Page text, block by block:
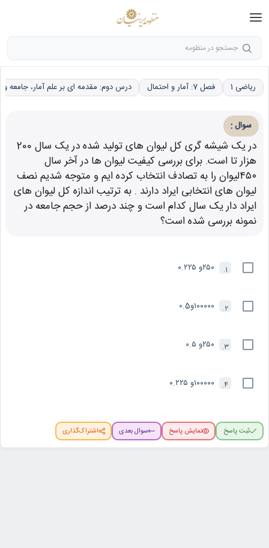
جستجو در منظومه
ریاضی 1 فصل 7: آمار و احتمال درس دوم: مقدمه ای بر علم آمار، جامعه و
سوال :
در یک شیشه گری کل لیوان های تولید شده در یک سال 200
هزار تا است. برای بررسی کیفیت لیوان ها در آخر سال
۴۵۰لیوان را به تصادف انتخاب کرده ایم و متوجه شدیم نصف
لیوان های انتخابی ایراد دارند . به ترتیب اندازه کل لیوان های
ایراد دار یک سال کدام است و چند درصد از حجم جامعه در
نمونه بررسی شده است؟
1. ۲۵۰و ۰.۲۲۵
2. ۱۰۰۰۰۰و0.5
3. ۲۵۰و ۰.۵
4. ۱۰۰۰۰۰و ۰.۲۲۵
ثبت پاسخ نمایش پاسخ سوال بعدی اشتراک‌گذاری